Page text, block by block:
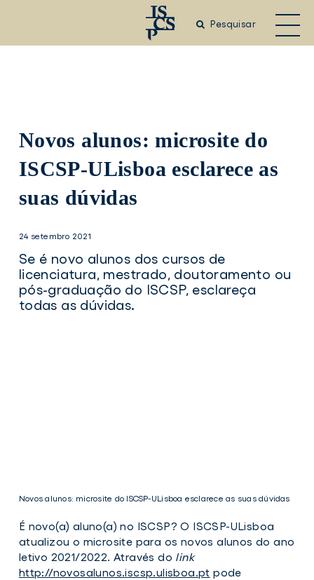
Pesquisar
Novos alunos: microsite do
ISCSP-ULisboa esclarece as
suas dúvidas
24 setembro 2021
Se é novo alunos dos cursos de
licenciatura, mestrado, doutoramento ou
pós-graduação do ISCSP, esclareça
todas as dúvidas.
Novos alunos: microsite do ISCSP-ULisboa esclarece as suas dúvidas
É novo(a) aluno(a) no ISCSP? O ISCSP-ULisboa
atualizou o microsite para os novos alunos do ano
letivo 2021/2022. Através do link
http://novosalunos.iscsp.ulisboa.pt pode